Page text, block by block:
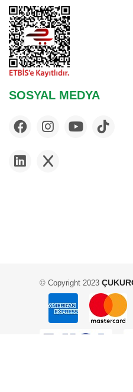
SOSYAL MEDYA
© Copyright 2023